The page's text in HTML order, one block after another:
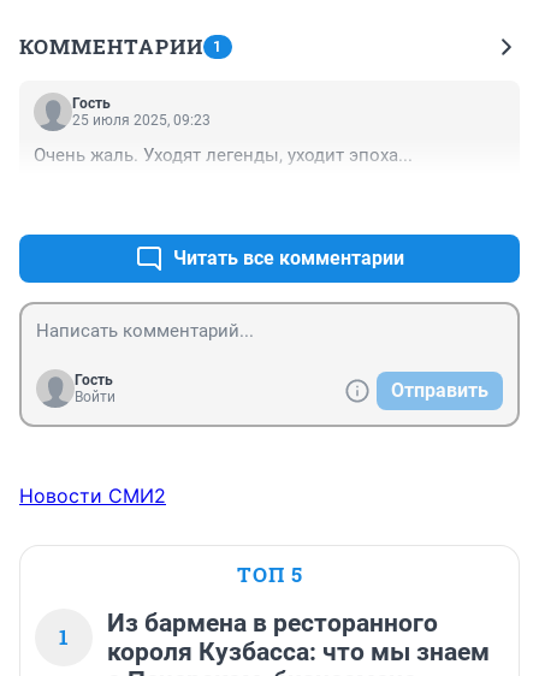
КОММЕНТАРИИ 1
Гость
25 июля 2025, 09:23
Очень жаль. Уходят легенды, уходит эпоха...
Читать все комментарии
Гость
Войти
Отправить
Новости СМИ2
ТОП 5
1
Из бармена в ресторанного
короля Кузбасса: что мы знаем